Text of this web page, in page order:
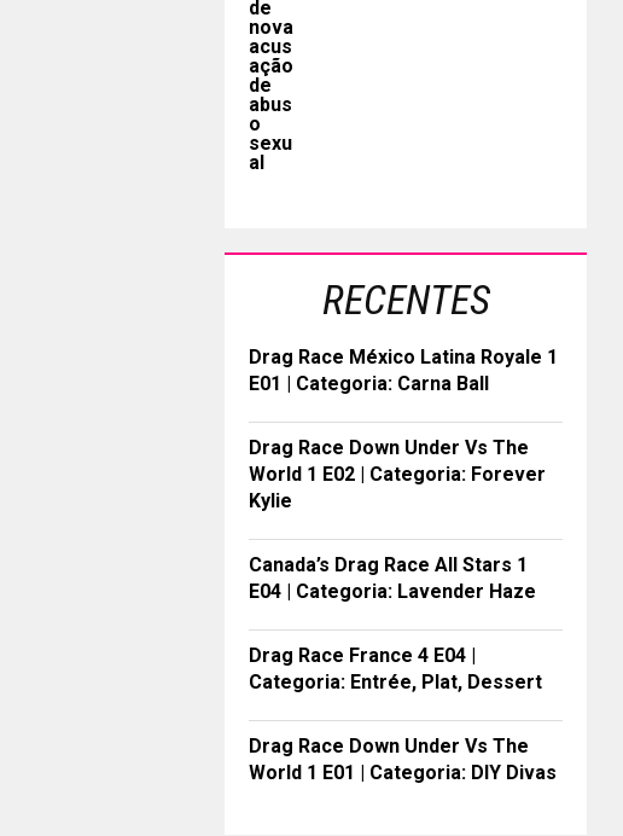
RECENTES
Drag Race México Latina Royale 1
E01 | Categoria: Carna Ball
Drag Race Down Under Vs The
World 1 E02 | Categoria: Forever
Kylie
Canada’s Drag Race All Stars 1
E04 | Categoria: Lavender Haze
Drag Race France 4 E04 |
Categoria: Entrée, Plat, Dessert
Drag Race Down Under Vs The
World 1 E01 | Categoria: DIY Divas